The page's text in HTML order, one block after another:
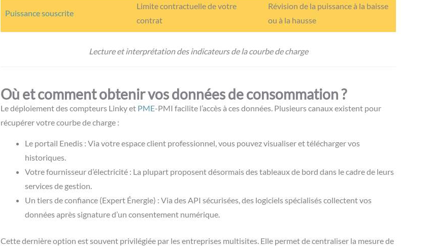
Puissance souscrite
Limite contractuelle de votre
contrat
Révision de la puissance à la baisse
ou à la hausse
Lecture et interprétation des indicateurs de la courbe de charge
Où et comment obtenir vos données de consommation ?
Le déploiement des compteurs Linky et PME-PMI facilite l’accès à ces données. Plusieurs canaux existent pour
récupérer votre courbe de charge :
Le portail Enedis : Via votre espace client professionnel, vous pouvez visualiser et télécharger vos
historiques.
Votre fournisseur d’électricité : La plupart proposent désormais des tableaux de bord dans le cadre de leurs
services de gestion.
Un tiers de confiance (Expert Énergie) : Via des API sécurisées, des logiciels spécialisés collectent vos
données après signature d’un consentement numérique.
Cette dernière option est souvent privilégiée par les entreprises multisites. Elle permet de centraliser la mesure de